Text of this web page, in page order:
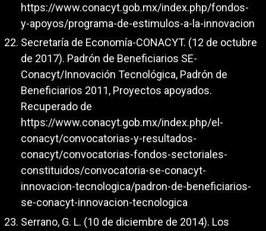
https://www.conacyt.gob.mx/index.php/fondos-
y-apoyos/programa-de-estimulos-a-la-innovacion
Secretaría de Economía-CONACYT. (12 de octubre
de 2017). Padrón de Beneficiarios SE-
Conacyt/Innovación Tecnológica, Padrón de
Beneficiarios 2011, Proyectos apoyados.
Recuperado de
https://www.conacyt.gob.mx/index.php/el-
conacyt/convocatorias-y-resultados-
conacyt/convocatorias-fondos-sectoriales-
constituidos/convocatoria-se-conacyt-
innovacion-tecnologica/padron-de-beneficiarios-
se-conacyt-innovacion-tecnologica
Serrano, G. L. (10 de diciembre de 2014). Los